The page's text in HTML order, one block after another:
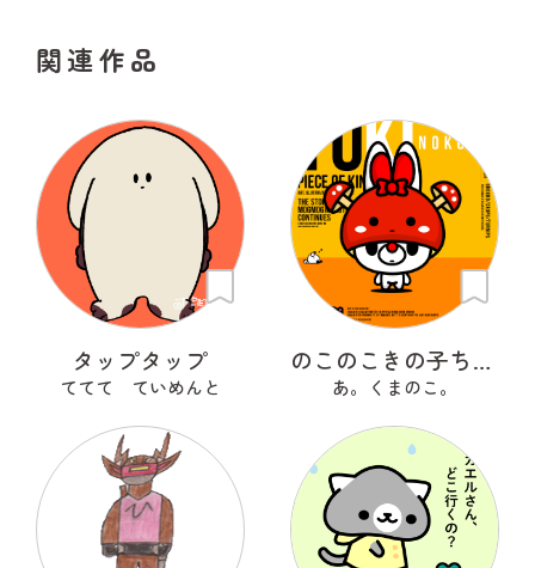
関連作品
タップタップ
ててて ていめんと
のこのこきの子ちゃん
あ。くまのこ。